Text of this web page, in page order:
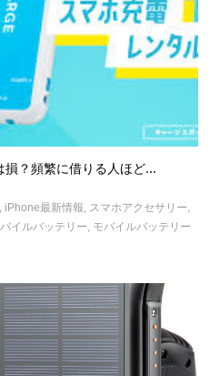
損？頻繁に借りる人ほど...
iPhone最新情報 スマホアクセサリー
イルバッテリー モバイルバッテリー